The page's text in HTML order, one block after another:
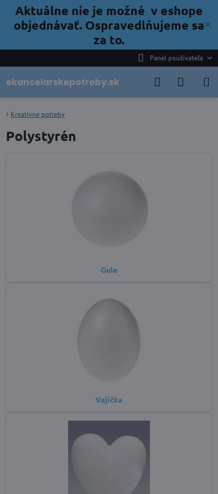
✕
Aktuálne nie je možné v eshope
objednávať. Ospravedlňujeme sa
za to.
Panel používateľa
ekancelarskepotreby.sk
Kreatívne potreby
Polystyrén
Gule
Vajíčka